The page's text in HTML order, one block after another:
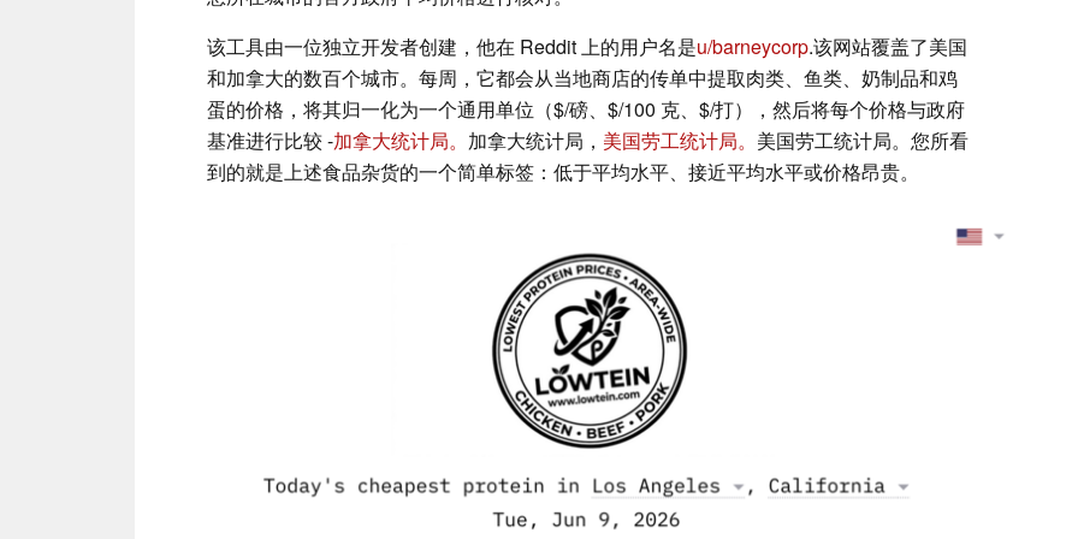
该工具由一位独立开发者创建，他在 Reddit 上的用户名是u/barneycorp.该网站覆盖了美国
和加拿大的数百个城市。每周，它都会从当地商店的传单中提取肉类、鱼类、奶制品和鸡
蛋的价格，将其归一化为一个通用单位（$/磅、$/100 克、$/打），然后将每个价格与政府
基准进行比较 -加拿大统计局。 加拿大统计局， 美国劳工统计局。 美国劳工统计局。您所看
到的就是上述食品杂货的一个简单标签：低于平均水平、接近平均水平或价格昂贵。